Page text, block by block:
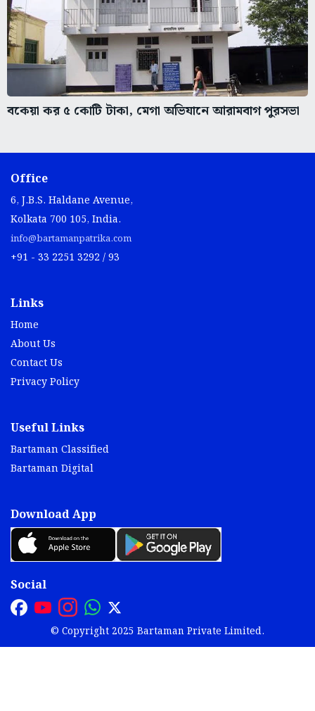
বকেয়া কর ৫ কোটি টাকা, মেগা অভিযানে আরামবাগ পুরসভা
Office
6, J.B.S. Haldane Avenue,
Kolkata 700 105, India.
info@bartamanpatrika.com
+91 - 33 2251 3292 / 93
Links
Home
About Us
Contact Us
Privacy Policy
Useful Links
Bartaman Classified
Bartaman Digital
Download App
Social
© Copyright 2025 Bartaman Private Limited.